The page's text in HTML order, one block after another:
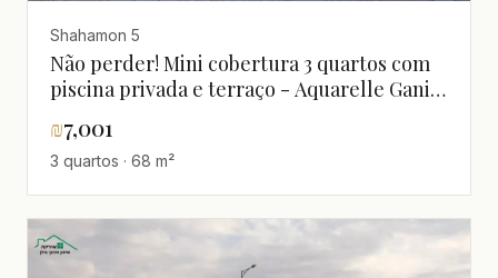
Shahamon 5
Não perder! Mini cobertura 3 quartos com
piscina privada e terraço - Aquarelle Ganim
₪7,001
3 quartos · 68 m²